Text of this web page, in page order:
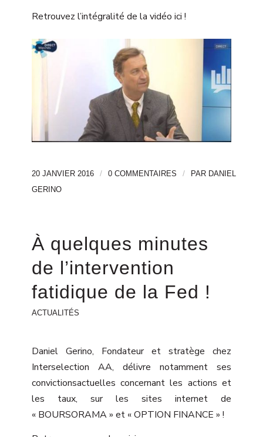
Retrouvez l’intégralité de la vidéo ici !
20 JANVIER 2016 / 0 COMMENTAIRES / PAR DANIEL
GERINO
À quelques minutes
de l’intervention
fatidique de la Fed !
ACTUALITÉS
Daniel Gerino, Fondateur et stratège chez
Interselection AA, délivre notamment ses
convictionsactuelles concernant les actions et
les taux, sur les sites internet de
« BOURSORAMA » et « OPTION FINANCE » !